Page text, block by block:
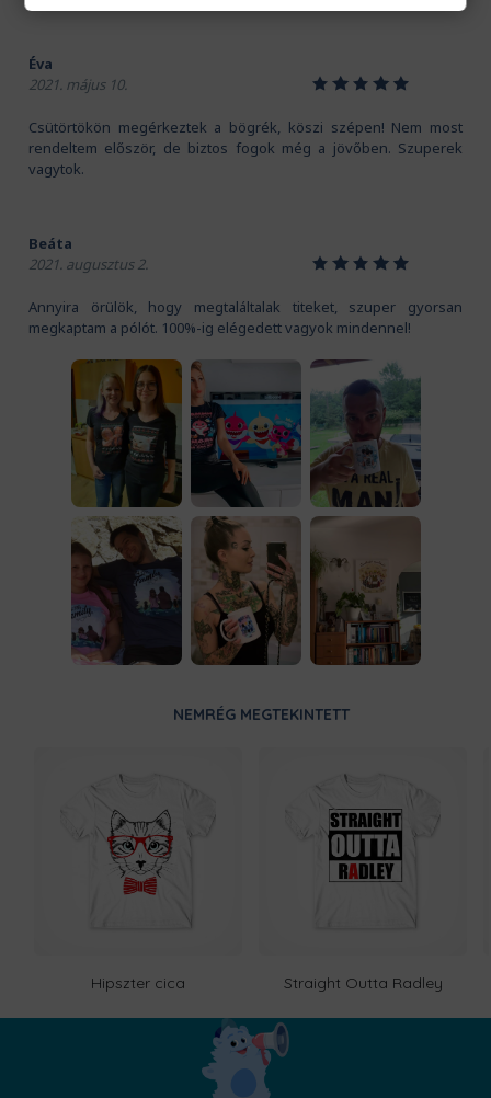
Éva
2021. május 10.
12345
Csütörtökön megérkeztek a bögrék, köszi szépen! Nem most
rendeltem először, de biztos fogok még a jövőben. Szuperek
vagytok.
Beáta
2021. augusztus 2.
12345
Annyira örülök, hogy megtaláltalak titeket, szuper gyorsan
megkaptam a pólót. 100%-ig elégedett vagyok mindennel!
NEMRÉG MEGTEKINTETT
Hipszter cica Straight Outta Radley